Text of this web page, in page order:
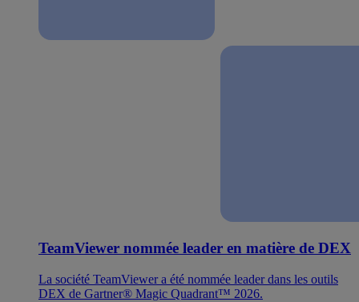
TeamViewer nommée leader en matière de DEX
La société TeamViewer a été nommée leader dans les outils
DEX de Gartner® Magic Quadrant™ 2026.